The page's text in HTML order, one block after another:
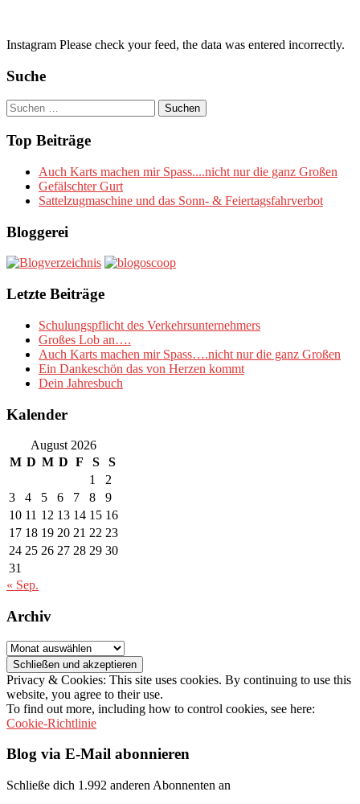
Instagram Please check your feed, the data was entered incorrectly.
Suche
Suchen
nach:
Top Beiträge
Auch Karts machen mir Spass....nicht nur die ganz Großen
Gefälschter Gurt
Sattelzugmaschine und das Sonn- & Feiertagsfahrverbot
Bloggerei
Letzte Beiträge
Schulungspflicht des Verkehrsunternehmers
Großes Lob an….
Auch Karts machen mir Spass….nicht nur die ganz Großen
Ein Dankeschön das von Herzen kommt
Dein Jahresbuch
Kalender
August 2026
M D M D F S
S
1
2
3
4 5 6 7 8
9
10 11 12 13 14 15 16
17 18 19 20 21 22 23
24 25 26 27 28 29 30
31
« Sep.
Archiv
Archiv
Privacy & Cookies: This site uses cookies. By continuing to use this
website, you agree to their use.
To find out more, including how to control cookies, see here:
Cookie-Richtlinie
Blog via E-Mail abonnieren
Schließe dich 1.992 anderen Abonnenten an